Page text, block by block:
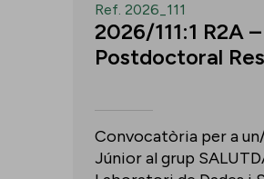
Ref. 2026_111
2026/111:1 R2A
Postdoctoral
Convocatòria per a
Júnior al grup